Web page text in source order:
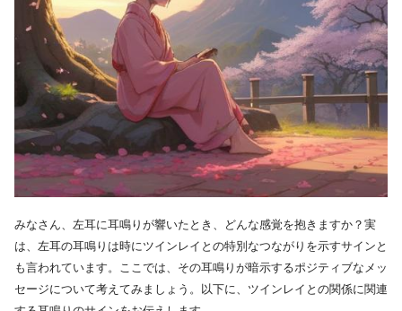
みなさん、左耳に耳鳴りが響いたとき、どんな感覚を抱きますか？実
は、左耳の耳鳴りは時にツインレイとの特別なつながりを示すサインと
も言われています。ここでは、その耳鳴りが暗示するポジティブなメッ
セージについて考えてみましょう。以下に、ツインレイとの関係に関連